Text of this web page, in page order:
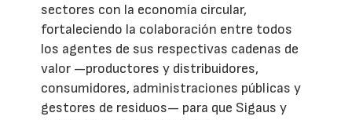
sectores con la economía circular,
fortaleciendo la colaboración entre todos
los agentes de sus respectivas cadenas de
valor —productores y distribuidores,
consumidores, administraciones públicas y
gestores de residuos— para que Sigaus y